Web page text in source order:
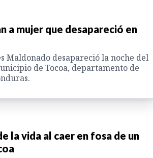
a mujer que desapareció en
Maldonado desapareció la noche del
de Tocoa, departamento de
la vida al caer en fosa de un